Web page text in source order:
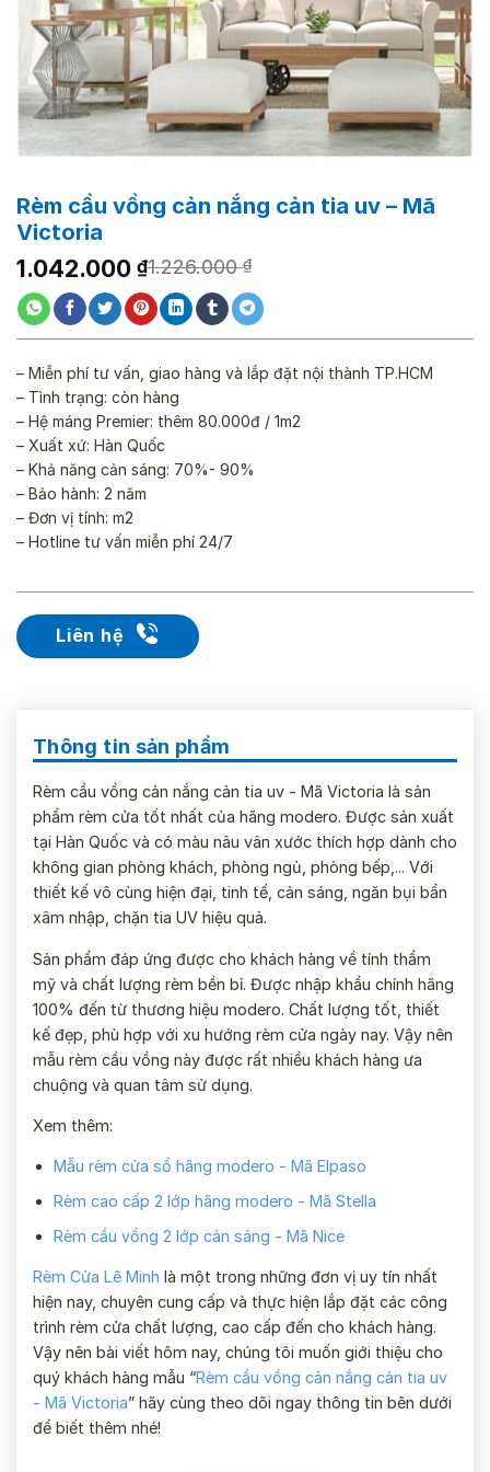
Rèm cầu vồng cản nắng cản tia uv – Mã
Victoria
1.226.000₫
Giá
gốc
là:
1.226.000 ₫.
1.042.000 ₫
Giá
hiện
tại
là:
1.042.000 ₫.
Liên hệ
– Miễn phí tư vấn, giao hàng và lắp đặt nội thành TP.HCM
– Tình trạng: còn hàng
– Hệ máng Premier: thêm 80.000đ / 1m2
– Xuất xứ: Hàn Quốc
– Khả năng cản sáng: 70%- 90%
– Bảo hành: 2 năm
– Đơn vị tính: m2
– Hotline tư vấn miễn phí 24/7
Thông tin sản phẩm
Rèm cầu vồng cản nắng cản tia uv - Mã Victoria là sản
phẩm rèm cửa tốt nhất của hãng modero. Được sản xuất
tại Hàn Quốc và có màu nâu vân xước thích hợp dành cho
không gian phòng khách, phòng ngủ, phòng bếp,... Với
thiết kế vô cùng hiện đại, tinh tế, cản sáng, ngăn bụi bẩn
xâm nhập, chặn tia UV hiệu quả.
Sản phẩm đáp ứng được cho khách hàng về tính thẩm
mỹ và chất lượng rèm bền bỉ. Được nhập khẩu chính hãng
100% đến từ thương hiệu modero. Chất lượng tốt, thiết
kế đẹp, phù hợp với xu hướng rèm cửa ngày nay. Vậy nên
mẫu rèm cầu vồng này được rất nhiều khách hàng ưa
chuộng và quan tâm sử dụng.
Xem thêm:
Mẫu rèm cửa sổ hãng modero - Mã Elpaso
Rèm cao cấp 2 lớp hãng modero - Mã Stella
Rèm cầu vồng 2 lớp cản sáng - Mã Nice
Rèm Cửa Lê Minh là một trong những đơn vị uy tín nhất
hiện nay, chuyên cung cấp và thực hiện lắp đặt các công
trình rèm cửa chất lượng, cao cấp đến cho khách hàng.
Vậy nên bài viết hôm nay, chúng tôi muốn giới thiệu cho
quý khách hàng mẫu “Rèm cầu vồng cản nắng cản tia uv
- Mã Victoria” hãy cùng theo dõi ngay thông tin bên dưới
để biết thêm nhé!